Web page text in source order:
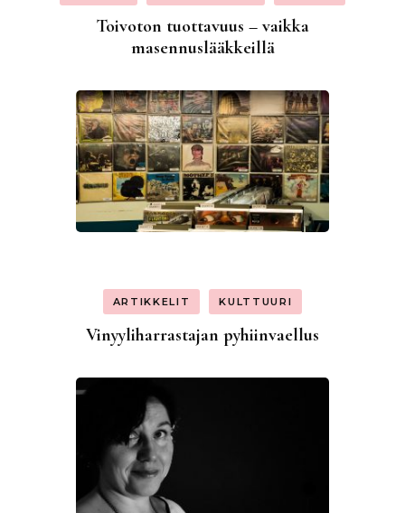
Toivoton tuottavuus – vaikka
masennuslääkkeillä
ARTIKKELIT KULTTUURI
Vinyyliharrastajan pyhiinvaellus